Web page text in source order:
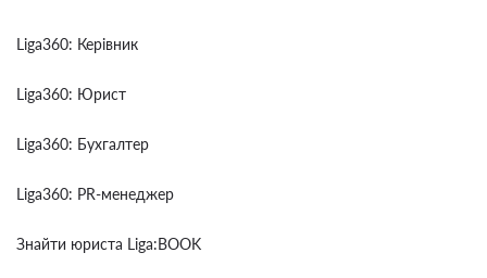
Liga360: Керівник
Liga360: Юрист
Liga360: Бухгалтер
Liga360: PR-менеджер
Знайти юриста Liga:BOOK